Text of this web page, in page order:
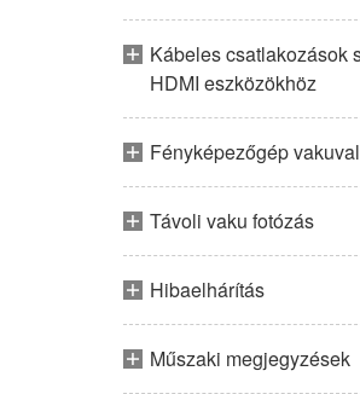
Kábeles csatlakozások
HDMI eszközökhöz
Fényképezőgép
Távoli vaku fotózás
Hibaelhárítás
Műszaki megjegyzések